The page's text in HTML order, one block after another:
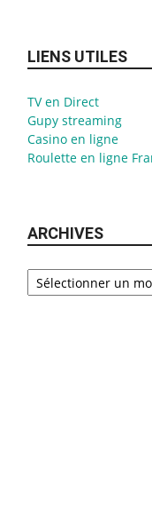
LIENS UTILES
TV en Direct
Gupy streaming
Casino en ligne
Roulette en ligne
ARCHIVES
Archives